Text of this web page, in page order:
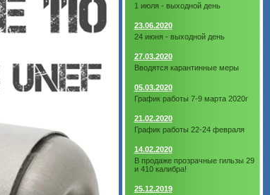
1 июля - выходной день
23.06.2020
24 июня - выходной день
27.03.2020
Вводятся карантинные меры
05.03.2020
График работы 7-9 марта 2020г
21.02.2020
График работы 22-24 февраля
14.02.2020
В продаже прозрачные гильзы 29
и 410 калибра!
25.12.2019